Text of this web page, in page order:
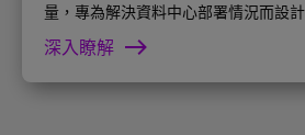
量，專為解決資料中心部署情況而設計
深入瞭解